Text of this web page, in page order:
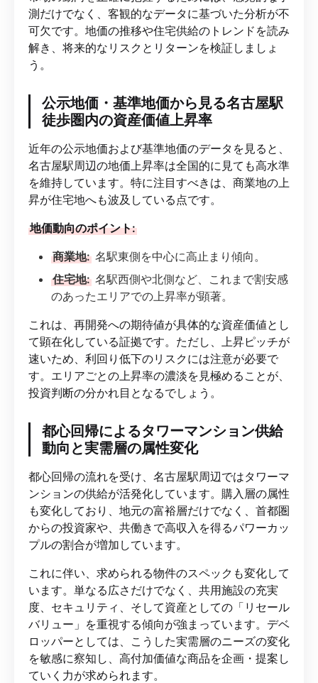
測だけでなく、客観的なデータに基づいた分析が不
可欠です。地価の推移や住宅供給のトレンドを読み
解き、将来的なリスクとリターンを検証しましょ
う。
公示地価・基準地価から見る名古屋駅
徒歩圏内の資産価値上昇率
近年の公示地価および基準地価のデータを見ると、
名古屋駅周辺の地価上昇率は全国的に見ても高水準
を維持しています。特に注目すべきは、商業地の上
昇が住宅地へも波及している点です。
地価動向のポイント:
商業地: 名駅東側を中心に高止まり傾向。
住宅地: 名駅西側や北側など、これまで割安感
のあったエリアでの上昇率が顕著。
これは、再開発への期待値が具体的な資産価値とし
て顕在化している証拠です。ただし、上昇ピッチが
速いため、利回り低下のリスクには注意が必要で
す。エリアごとの上昇率の濃淡を見極めることが、
投資判断の分かれ目となるでしょう。
都心回帰によるタワーマンション供給
動向と実需層の属性変化
都心回帰の流れを受け、名古屋駅周辺ではタワーマ
ンションの供給が活発化しています。購入層の属性
も変化しており、地元の富裕層だけでなく、首都圏
からの投資家や、共働きで高収入を得るパワーカッ
プルの割合が増加しています。
これに伴い、求められる物件のスペックも変化して
います。単なる広さだけでなく、共用施設の充実
度、セキュリティ、そして資産としての「リセール
バリュー」を重視する傾向が強まっています。デベ
ロッパーとしては、こうした実需層のニーズの変化
を敏感に察知し、高付加価値な商品を企画・提案し
ていく力が求められます。